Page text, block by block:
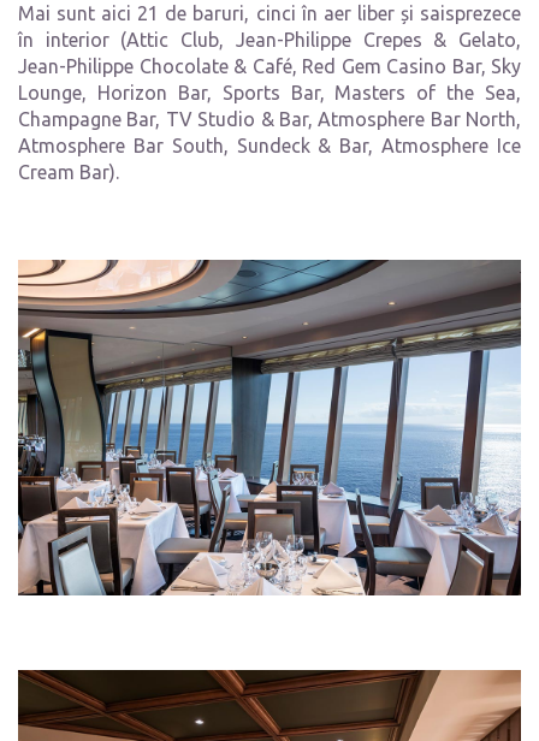
Mai sunt aici 21 de baruri, cinci în aer liber și saisprezece
în interior (Attic Club, Jean-Philippe Crepes & Gelato,
Jean-Philippe Chocolate & Café, Red Gem Casino Bar, Sky
Lounge, Horizon Bar, Sports Bar, Masters of the Sea,
Champagne Bar, TV Studio & Bar, Atmosphere Bar North,
Atmosphere Bar South, Sundeck & Bar, Atmosphere Ice
Cream Bar).